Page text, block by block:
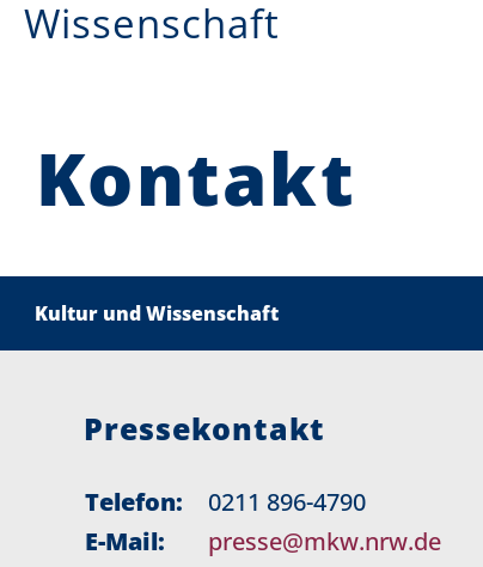
Wissenschaft
Kontakt
Kultur und Wissenschaft
Pressekontakt
Telefon:
0211 896-4790
E-Mail:
presse@mkw.nrw.de